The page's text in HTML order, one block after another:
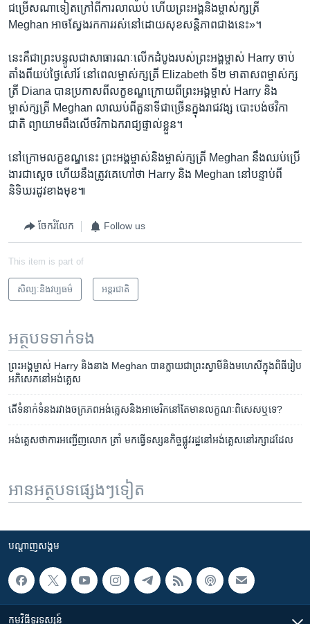
ជម្រើស​ណា​ទៀត​ក្រៅពី​ការ​លា​ឈប់ ហើយ​ព្រះអង្គ​និង​ម្ចាស់ក្សត្រី ​
Meghan ​អាច​ស្វែងរក​ការរស់​នៅ​ដោយ​សុខ​សន្តិភាព​ជាង​នេះ‍»។
នេះ​គឺជា​ព្រះបន្ទូល​ជា​សាធារណៈ​លើក​ដំបូង​របស់​ព្រះអង្គម្ចាស់​ Harry​ ចាប់
តាំងពី​យប់​ថ្ងៃសៅរ៍ ​នៅពេល​ម្ចាស់​ក្សត្រី ​Elizabeth ទី២ ​មាតាសព​ម្ចាស់ក្ស
ត្រី Diana ​បាន​ប្រកាស​ពី​លក្ខខណ្ឌ​ក្រោយ​ពី​ព្រះអង្គម្ចាស់ ​Harry ​និង​
ម្ចាស់ក្សត្រី ​Meghan លា​ឈប់​ពីតួនាទី​ជាច្រើន​ក្នុង​រាជវង្ស​ បោះបង់​ថវិកា​
ជាតិ ​ព្យាយាម​ពឹងលើ​ថវិកា​ឯករាជ្យ​ផ្ទាល់​ខ្លួន។
នៅ​ក្រោម​លក្ខខណ្ឌ​នេះ​ ព្រះអង្គម្ចាស់​និង​ម្ចាស់ក្សត្រី ​Meghan នឹង​ឈប់​ប្រើ​
ងារ​ជា​ស្តេច ​ហើយ​នឹងត្រូវ​គេ​ហៅថា​ Harry ​និង​ Meghan​ នៅ​បន្ទាប់​ពី​
និទិឃរដូវ​ខាង​មុខ៕
ចែករំលែក Follow us
This item is part of
សិល្បៈនិងវប្បធម៌ អន្តរជាតិ
អត្ថបទ​ទាក់ទង
​ព្រះ​អង្គម្ចាស់ Harry ​និង​នាង ​Meghan​ បាន​ក្លាយ​ជា​ព្រះ​ស្វាមី​និង​មហេសី​ក្នុង​ពិធី​​រៀប​
អភិសេក​នៅ​អង់គ្លេស
តើទំនាក់ទំនង​រវាង​ចក្រភព​អង់គ្លេស​និង​អាមេរិក​នៅ​តែ​មាន​លក្ខណៈ​ពិសេស​ឬ​ទេ?
អង់គ្លេស​ថា​ការ​អញ្ជើញ​លោក ត្រាំ​ មក​ធ្វើ​ទស្សនកិច្ច​ផ្លូវរដ្ឋ​នៅអង់គ្លេស​នៅ​​រក្សា​ដដែល
អានអត្ថបទផ្សេងៗទៀត
បណ្តាញ​សង្គម
កម្មវិធី​ទូរទស្សន៍